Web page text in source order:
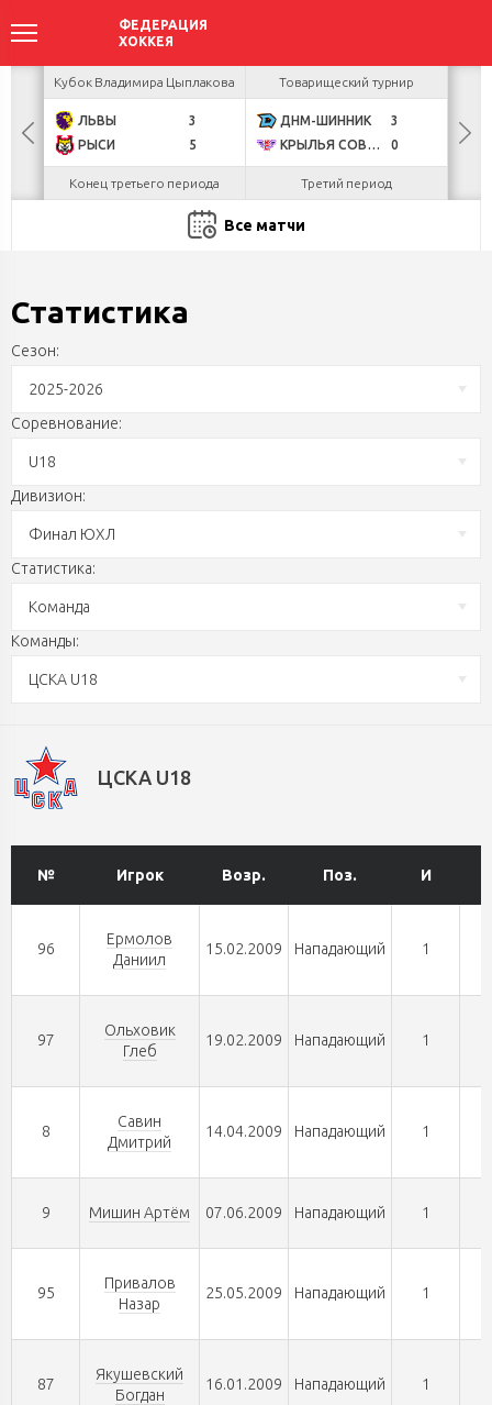
Кубок Владимира Цыплакова
ЛЬВЫ
3
РЫСИ
5
Конец третьего периода
Товарищеский турнир
ДНМ-ШИННИК
3
КРЫЛЬЯ СОВЕТОВ
0
Третий период
Все матчи
Статистика
Сезон:
2025-2026
Соревнование:
U18
Дивизион:
Финал ЮХЛ
Статистика:
Команда
Команды:
ЦСКА U18
ЦСКА U18
№ Игрок Возр. Поз. И
96
Ермолов
Даниил
15.02.2009 Нападающий 1
97
Ольховик
Глеб
19.02.2009 Нападающий 1
8
Савин
Дмитрий
14.04.2009 Нападающий 1
9 Мишин Артём 07.06.2009 Нападающий 1
95
Привалов
Назар
25.05.2009 Нападающий 1
87
Якушевский
Богдан
16.01.2009 Нападающий 1